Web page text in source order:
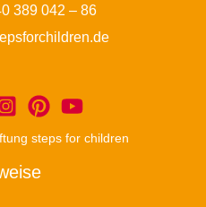
389 042 – 86
steps for children